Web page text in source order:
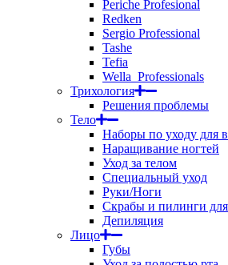
Periche Profesional
Redken
Sergio Professional
Tashe
Tefia
Wella_Professionals
Трихология
Решения проблемы
Тело
Наборы по уходу для
Наращивание ногтей
Уход за телом
Специальный уход
Руки/Ноги
Скрабы и пилинги для
Депиляция
Лицо
Губы